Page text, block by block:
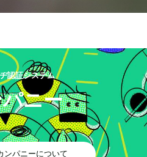
認証システム
ニー
ンパニーについて